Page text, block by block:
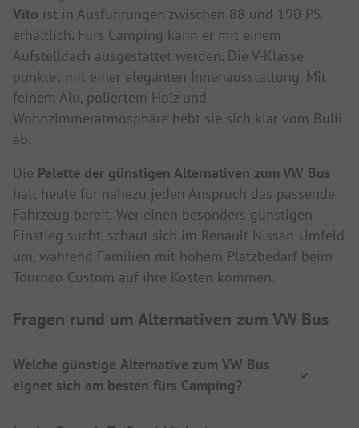
Vito ist in Ausführungen zwischen 88 und 190 PS
erhältlich. Fürs Camping kann er mit einem
Aufstelldach ausgestattet werden. Die V-Klasse
punktet mit einer eleganten Innenausstattung. Mit
feinem Alu, poliertem Holz und
Wohnzimmeratmosphäre hebt sie sich klar vom Bulli
ab.
Die Palette der günstigen Alternativen zum VW Bus
hält heute für nahezu jeden Anspruch das passende
Fahrzeug bereit. Wer einen besonders günstigen
Einstieg sucht, schaut sich im Renault-Nissan-Umfeld
um, während Familien mit hohem Platzbedarf beim
Tourneo Custom auf ihre Kosten kommen.
Fragen rund um Alternativen zum VW Bus
Welche günstige Alternative zum VW Bus
eignet sich am besten fürs Camping?